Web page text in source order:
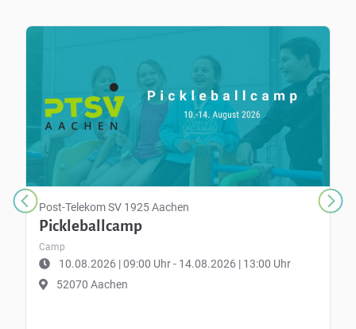
Post-Telekom SV 1925 Aachen
Pickleballcamp
Camp
10.08.2026 | 09:00 Uhr - 14.08.2026 | 13:00 Uhr
52070 Aachen